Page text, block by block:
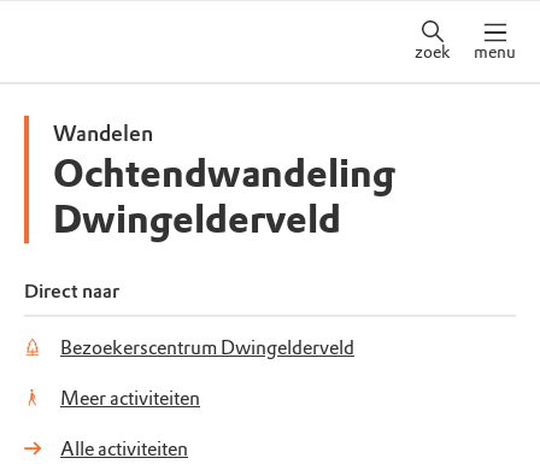
zoek menu
Wandelen
Ochtendwandeling
Dwingelderveld
Direct naar
Bezoekerscentrum Dwingelderveld
Meer activiteiten
Alle activiteiten